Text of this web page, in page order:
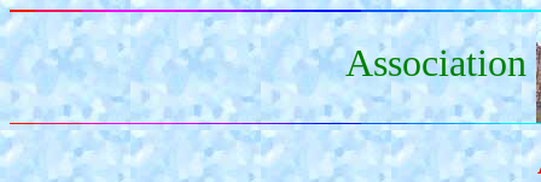
Association